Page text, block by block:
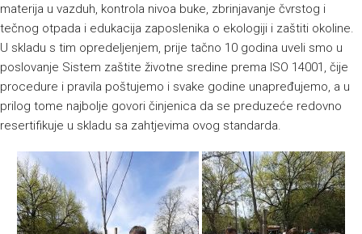
materija u vazduh, kontrola nivoa buke, zbrinjavanje čvrstog i
tečnog otpada i edukacija zaposlenika o ekologiji i zaštiti okoline.
U skladu s tim opredeljenjem, prije tačno 10 godina uveli smo u
poslovanje Sistem zaštite životne sredine prema ISO 14001, čije
procedure i pravila poštujemo i svake godine unapređujemo, a u
prilog tome najbolje govori činjenica da se preduzeće redovno
resertifikuje u skladu sa zahtjevima ovog standarda.